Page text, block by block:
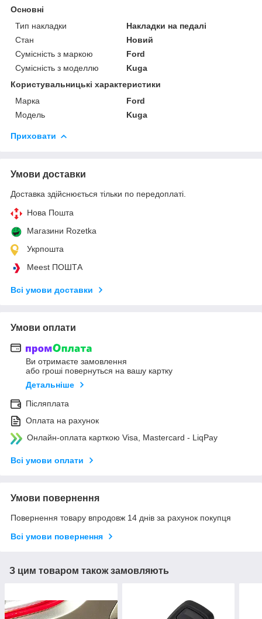
Основні
Тип накладки
Накладки на педалі
Стан
Новий
Сумісність з маркою
Ford
Сумісність з моделлю
Kuga
Користувальницькі характеристики
Марка
Ford
Модель
Kuga
Приховати
Умови доставки
Доставка здійснюється тільки по передоплаті.
Нова Пошта
Магазини Rozetka
Укрпошта
Meest ПОШТА
Всі умови доставки
Умови оплати
Ви отримаєте замовлення
або гроші повернуться на вашу картку
Детальніше
Післяплата
Оплата на рахунок
Онлайн-оплата карткою Visa, Mastercard - LiqPay
Всі умови оплати
Умови повернення
Повернення товару впродовж 14 днів за рахунок покупця
Всі умови повернення
З цим товаром також замовляють